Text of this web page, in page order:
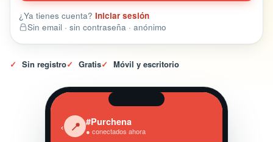
¿Ya tienes cuenta? Iniciar sesión
Sin email · sin contraseña · anónimo
✓ Sin registro✓ Gratis✓ Móvil y escritorio
‹ 📍 #Purchena
● conectados ahora